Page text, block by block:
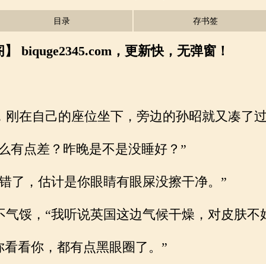
目录 存书签
biquge2345.com，更新快，无弹窗！
在自己的座位坐下，旁边的孙昭就又凑了
有点差？昨晚是不是没睡好？”
，估计是你眼睛有眼屎没擦干净。”
馁，“我听说英国这边气候干燥，对皮肤不
看你，都有点黑眼圈了。”